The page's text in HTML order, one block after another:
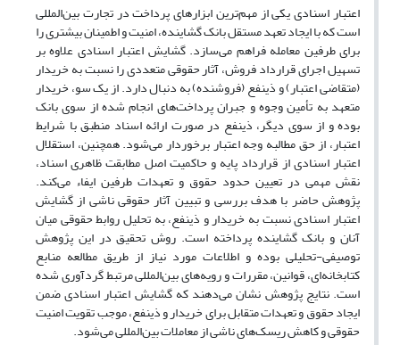
اعتبار اسنادی یکی از مهم‌ترین ابزارهای پرداخت در تجارت بین‌المللی
است که با ایجاد تعهد مستقل بانک گشاینده، امنیت و اطمینان بیشتری را
برای طرفین معامله فراهم می‌سازد. گشایش اعتبار اسنادی علاوه بر
تسهیل اجرای قرارداد فروش، آثار حقوقی متعددی را نسبت به خریدار
(متقاضی اعتبار) و ذینفع (فروشنده) به دنبال دارد. از یک سو، خریدار
متعهد به تأمین وجوه و جبران پرداخت‌های انجام ‌شده از سوی بانک
بوده و از سوی دیگر، ذینفع در صورت ارائه اسناد منطبق با شرایط
اعتبار، از حق مطالبه وجه اعتبار برخوردار می‌شود. همچنین، استقلال
اعتبار اسنادی از قرارداد پایه و حاکمیت اصل مطابقت ظاهری اسناد،
نقش مهمی در تعیین حدود حقوق و تعهدات طرفین ایفاء می‌کند.
پژوهش حاضر با هدف بررسی و تبیین آثار حقوقی ناشی از گشایش
اعتبار اسنادی نسبت به خریدار و ذینفع، به تحلیل روابط حقوقی میان
آنان و بانک گشاینده پرداخته است. روش تحقیق در این پژوهش
توصیفی-تحلیلی بوده و اطلاعات مورد نیاز از طریق مطالعه منابع
کتابخانه‌ای، قوانین، مقررات و رویه‌های بین‌المللی مرتبط گردآوری شده
است. نتایج پژوهش نشان می‌دهند که گشایش اعتبار اسنادی ضمن
ایجاد حقوق و تعهدات متقابل برای خریدار و ذینفع، موجب تقویت امنیت
حقوقی و کاهش ریسک‌های ناشی از معاملات بین‌المللی می‌شود.